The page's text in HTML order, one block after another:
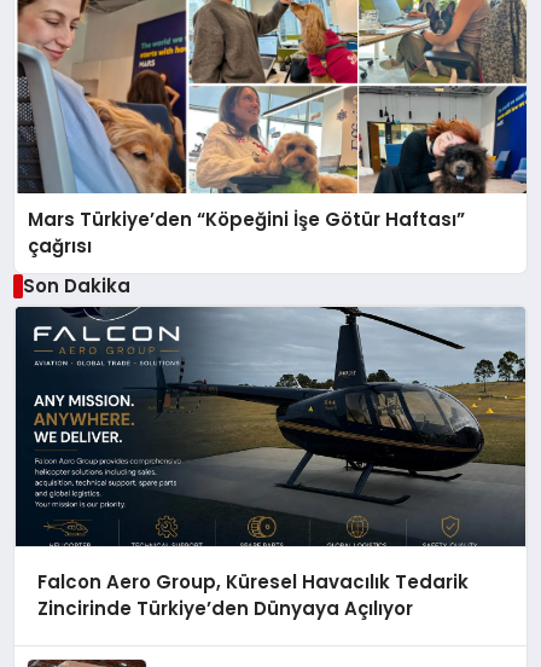
Mars Türkiye’den “Köpeğini İşe Götür Haftası”
çağrısı
Son Dakika
Falcon Aero Group, Küresel Havacılık Tedarik
Zincirinde Türkiye’den Dünyaya Açılıyor